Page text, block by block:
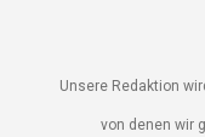
Unsere Redaktion
von denen wir